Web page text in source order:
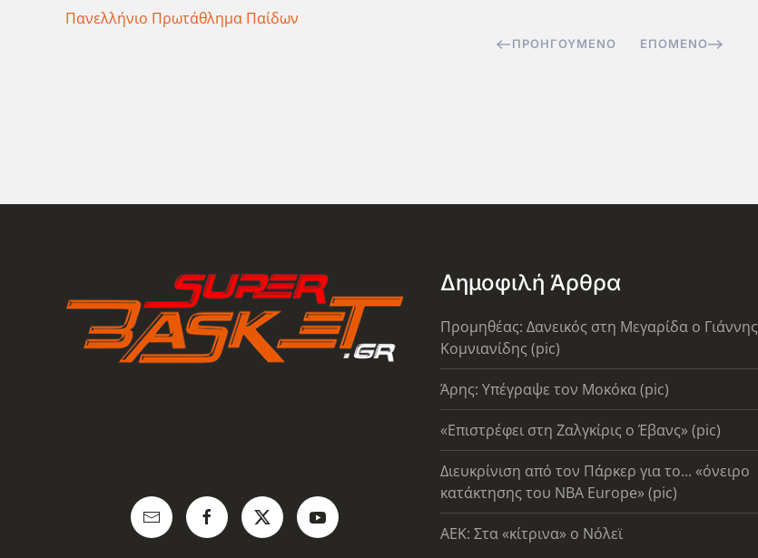
Πανελλήνιο Πρωτάθλημα Παίδων
ΠΡΟΗΓΟΎΜΕΝΟ ΕΠΌΜΕΝΟ
Δημοφιλή Άρθρα
Προμηθέας: Δανεικός στη Μεγαρίδα ο Γιάννης
Κομνιανίδης (pic)
Άρης: Υπέγραψε τον Μοκόκα (pic)
«Επιστρέφει στη Ζαλγκίρις ο Έβανς» (pic)
Διευκρίνιση από τον Πάρκερ για το... «όνειρο
κατάκτησης του ΝΒΑ Europe» (pic)
AEK: Στα «κίτρινα» ο Νόλεϊ